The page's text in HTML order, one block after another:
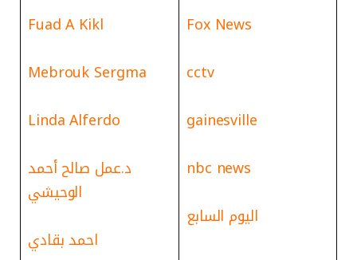
Fox News
cctv
gainesville
nbc news
اليوم السابع
Fuad A Kikl
Mebrouk Sergma
Linda Alferdo
د.عمل صالح أحمد
الوحيشي
احمد بقادي